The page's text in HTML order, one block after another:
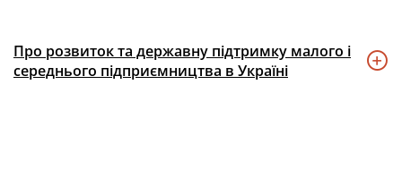
Про розвиток та державну підтримку малого і
середнього підприємництва в Україні